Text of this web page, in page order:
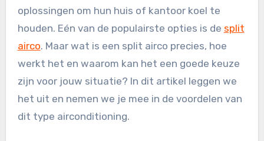
oplossingen om hun huis of kantoor koel te
houden. Eén van de populairste opties is de split
airco. Maar wat is een split airco precies, hoe
werkt het en waarom kan het een goede keuze
zijn voor jouw situatie? In dit artikel leggen we
het uit en nemen we je mee in de voordelen van
dit type airconditioning.